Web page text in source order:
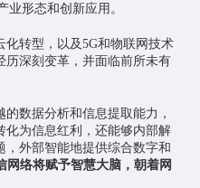
业形态和创新应用。
化转型，以及5G和物联网 技术
历深刻变革，并面临前所未有
数据分析和信息提取能力，
化为信息红利，还能够内部解
外部智能地提供综合数字和
网络将赋予智慧大脑，朝着网